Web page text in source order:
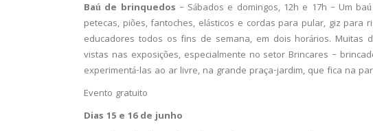
Baú de brinquedos – Sábados e domingos, 12h e 17h – Um
petecas, piões, fantoches, elásticos e cordas para pular, giz para
educadores todos os fins de semana, em dois horários. Muitas
vistas nas exposições, especialmente no setor Brincares –
experimentá-las ao ar livre, na grande praça-jardim, que fica na
Evento gratuito
Dias 15 e 16 de junho